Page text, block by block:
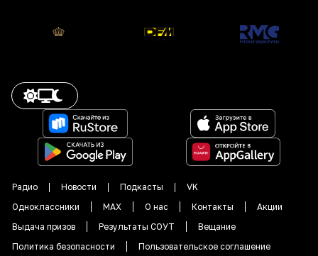
Радио Новости Подкасты
VK
Одноклассники
MAX О нас Контакты
Акции
Выдача призов
Результаты СОУТ
Вещание
Политика безопасности
Пользовательское соглашение